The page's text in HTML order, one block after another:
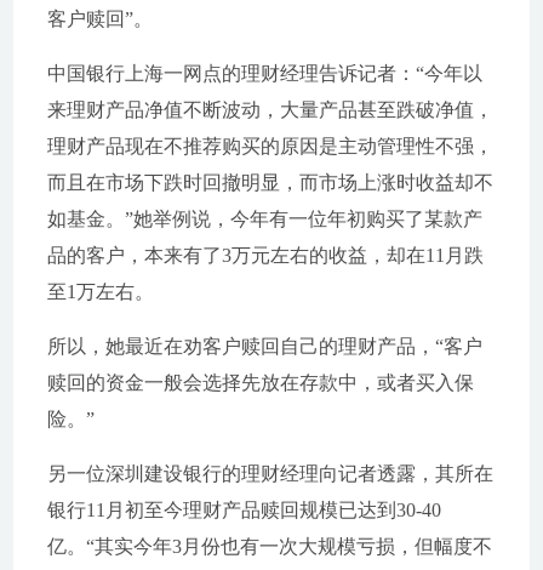
客户赎回”。
中国银行上海一网点的理财经理告诉记者：“今年以
来理财产品净值不断波动，大量产品甚至跌破净值，
理财产品现在不推荐购买的原因是主动管理性不强，
而且在市场下跌时回撤明显，而市场上涨时收益却不
如基金。”她举例说，今年有一位年初购买了某款产
品的客户，本来有了3万元左右的收益，却在11月跌
至1万左右。
所以，她最近在劝客户赎回自己的理财产品，“客户
赎回的资金一般会选择先放在存款中，或者买入保
险。”
另一位深圳建设银行的理财经理向记者透露，其所在
银行11月初至今理财产品赎回规模已达到30-40
亿。“其实今年3月份也有一次大规模亏损，但幅度不